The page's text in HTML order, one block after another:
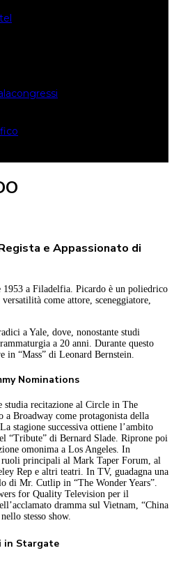
e Appassionato di
a Filadelfia. Picardo è un poliedrico
come attore, sceneggiatore,
a Yale, dove, nonostante studi
a 20 anni. Durante questo
“Mass” di Leonard Bernstein.
Nominations
studia recitazione al Circle in The
a Broadway come protagonista della
stagione successiva ottiene l’ambito
“Tribute” di Bernard Slade. Riprone poi
omonima a Los Angeles. In
principali al Mark Taper Forum, al
Rep e altri teatri. In TV, guadagna una
di Mr. Cutlip in “The Wonder Years”.
for Quality Television per il
dramma sul Vietnam, “China
stesso show.
in Stargate